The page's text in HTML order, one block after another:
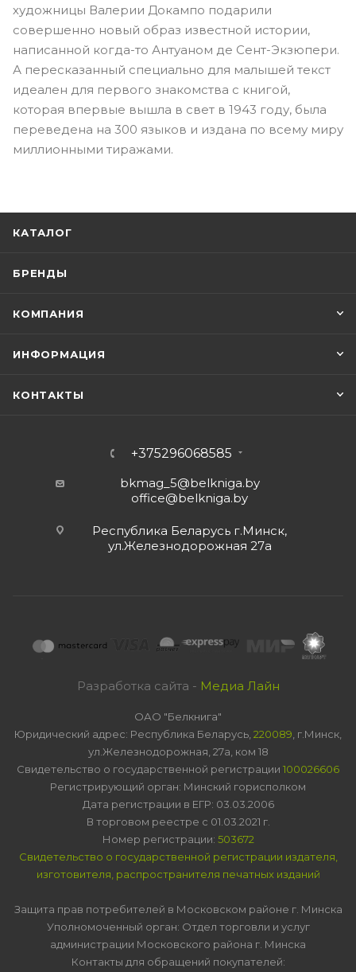
художницы Валерии Докампо подарили
совершенно новый образ известной истории,
написанной когда-то Антуаном де Сент-Экзюпери.
А пересказанный специально для малышей текст
идеален для первого знакомства с книгой,
которая впервые вышла в свет в 1943 году, была
переведена на 300 языков и издана по всему миру
миллионными тиражами.
КАТАЛОГ
БРЕНДЫ
КОМПАНИЯ
ИНФОРМАЦИЯ
КОНТАКТЫ
+375296068585
bkmag_5@belkniga.by
office@belkniga.by
Республика Беларусь г.Минск,
ул.Железнодорожная 27а
Разработка сайта - Медиа Лайн
ОАО "Белкнига"
Юридический адрес: Республика Беларусь, 220089 , г.Минск,
ул.Железнодорожная, 27а, ком 18
Свидетельство о государственной регистрации 100026606
Регистрирующий орган: Минский горисполком
Дата регистрации в ЕГР: 03.03.2006
В торговом реестре с 01.03.2021 г.
Номер регистрации: 503672
Свидетельство о государственной регистрации издателя,
изготовителя, распространителя печатных изданий
Защита прав потребителей в Московском районе г. Минска
Уполномоченный орган: Отдел торговли и услуг
администрации Московского района г. Минска
Контакты для обращений покупателей: